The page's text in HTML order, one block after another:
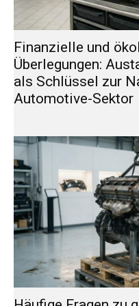
Finanzielle und
Überlegungen:
als Schlüssel zur
Automotive-Sektor